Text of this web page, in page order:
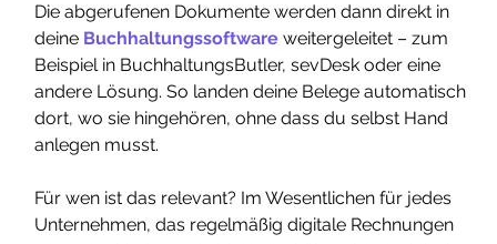
Die abgerufenen Dokumente werden dann direkt in
deine Buchhaltungssoftware weitergeleitet – zum
Beispiel in BuchhaltungsButler, sevDesk oder eine
andere Lösung. So landen deine Belege automatisch
dort, wo sie hingehören, ohne dass du selbst Hand
anlegen musst.
Für wen ist das relevant? Im Wesentlichen für jedes
Unternehmen, das regelmäßig digitale Rechnungen